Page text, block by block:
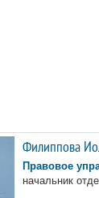
Филиппова
Правовое
начальник